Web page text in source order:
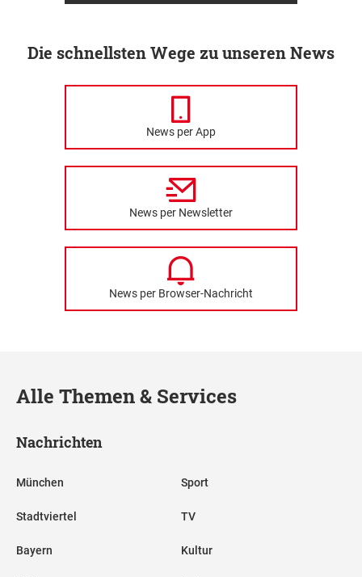
Die schnellsten Wege zu unseren News
News per App
News per Newsletter
News per Browser-Nachricht
Alle Themen & Services
Nachrichten
München
Stadtviertel
Bayern
Sport
TV
Kultur